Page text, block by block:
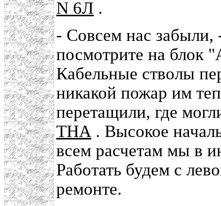
N 6Л .
- Совсем нас забыли,
посмотрите на блок
Кабельные стволы
никакой пожар им
перетащили, где
ТНА . Высокое
всем расчетам мы в
Работать будем с
ремонте.